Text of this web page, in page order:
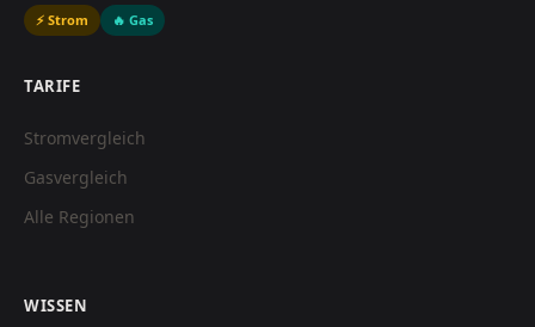
⚡ Strom 🔥 Gas
TARIFE
Stromvergleich
Gasvergleich
Alle Regionen
WISSEN